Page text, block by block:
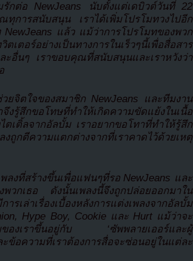
กต่อ NewJeans นับตั้งแต่เดบิวต์วันที่ 22
การสนับสนุน เราได้เพิ่มโปรโมทวงไปอีก
แล้ว แม้ว่าการโปรโมทของพวก
เตอร์อย่างเป็นทางการในเร็วๆนี้เพื่อสื่อสาร
อื่นๆ เราขอบคุณที่สนับสนุนและเราหวังว่า
ยจิตใจของสมาชิก NewJeans และทีมงาน
รู้สึกขอโทษที่ทำให้เกิดความขัดแย้งในเนื้อ
ตเติ้ลจากอัลบั้ม เราอยากขอโทาที่ทำให้รู้สึก
งถูกตีความแตกต่างจากที่เราคาดไว้ด้วยเหตุ
ลงที่สร้างขึ้นเพื่อแฟนๆที่รอ NewJeans และ
พวกเธอ ดังนั้นเพลงนี้จึงถูกปล่อยออกมาใน
ล่าเรื่องเบื้องหลังการแต่งเพลงจากอัลบั้ม
Hype Boy, Cookie และ Hurt แม้ว่าจะ
มของเราขึ้นอยู่กับ ‘ซัพพลายเออร์และผู้
อความที่เราต้องการสื่อจะซ่อนอยู่ในแต่ละ